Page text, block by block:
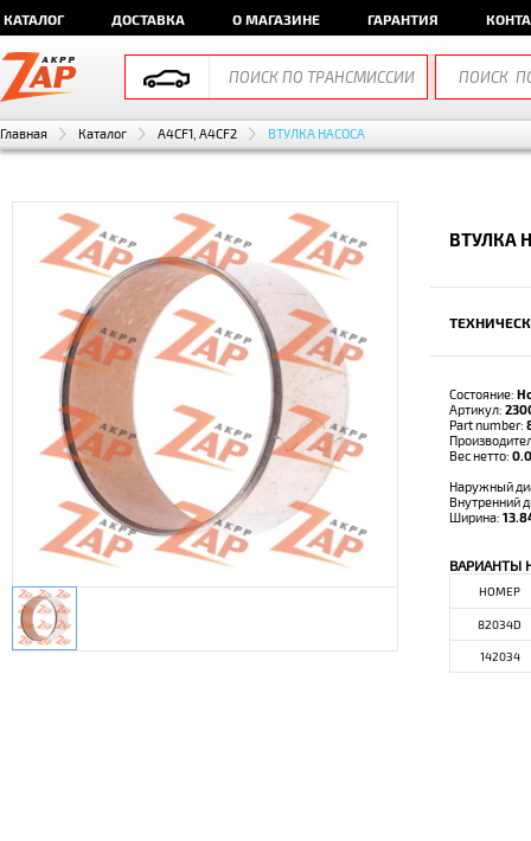
КАТАЛОГ ДОСТАВКА О МАГАЗИНЕ ГАРАНТИЯ
Главная Каталог A4CF1, A4CF2 ВТУЛКА НАСОСА
ВТУЛКА
Состояние:
Артикул:
Part number:
Вес нетто:
Наружный
Внутренний
Ширина:
ВАРИАНТЫ
НОМЕР
82034D
142034